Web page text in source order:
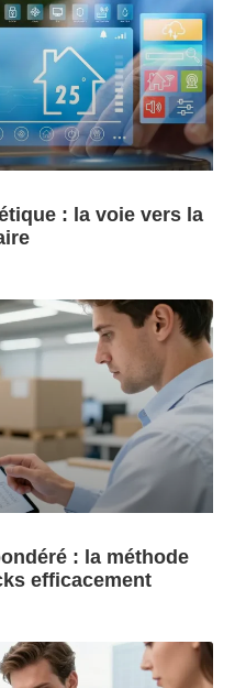
: la voie vers la
: la méthode
efficacement